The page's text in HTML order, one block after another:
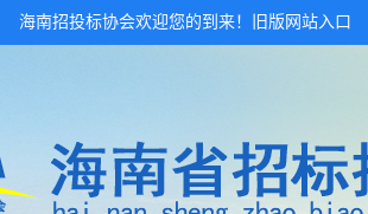
海南招投标协会欢迎您的到来！ 旧版网站入口